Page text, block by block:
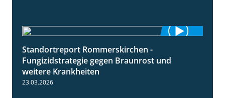
Standortreport Rommerskirchen -
Fungizidstrategie gegen Braunrost und
weitere Krankheiten
23.03.2026